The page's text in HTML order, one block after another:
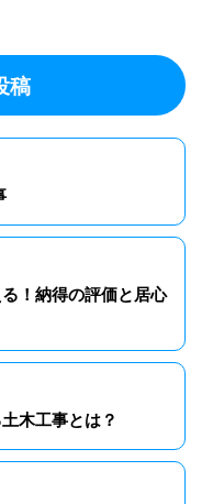
稿
！納得の評価と居心
木工事とは？